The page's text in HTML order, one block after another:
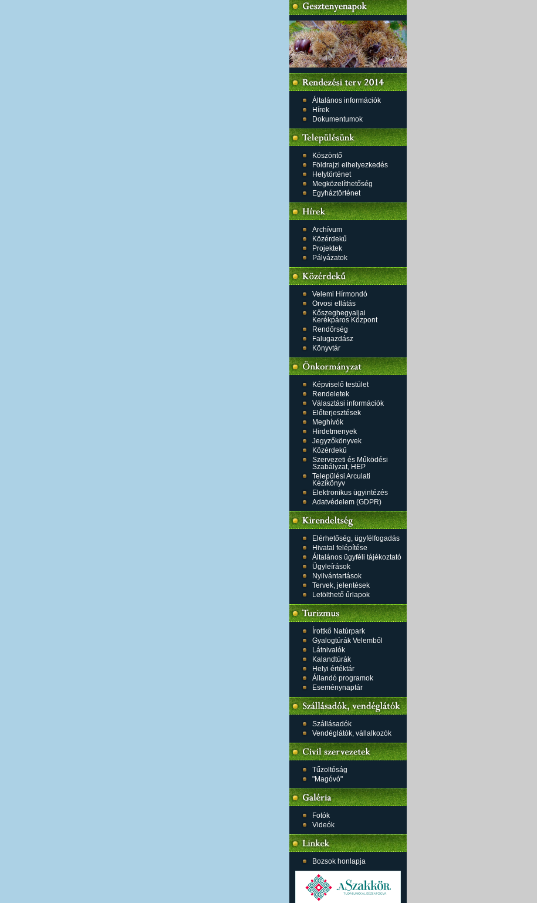
Általános információk
Hírek
Dokumentumok
Köszöntő
Földrajzi elhelyezkedés
Helytörténet
Megközelíthetőség
Egyháztörténet
Archívum
Közérdekű
Projektek
Pályázatok
Velemi Hírmondó
Orvosi ellátás
Kőszeghegyaljai
Kerékpáros Központ
Rendőrség
Falugazdász
Könyvtár
Képviselő testület
Rendeletek
Választási információk
Előterjesztések
Meghívók
Hirdetmenyek
Jegyzőkönyvek
Közérdekű
Szervezeti és Működési
Szabályzat, HEP
Települési Arculati
Kézikönyv
Elektronikus ügyintézés
Adatvédelem (GDPR)
Elérhetőség, ügyfélfogadás
Hivatal felépítése
Általános ügyféli tájékoztató
Ügyleírások
Nyilvántartások
Tervek, jelentések
Letölthető űrlapok
Írottkő Natúrpark
Gyalogtúrák Velemből
Látnivalók
Kalandtúrák
Helyi értéktár
Állandó programok
Eseménynaptár
Szállásadók
Vendéglátók, vállalkozók
Tűzoltóság
"Magóvó"
Fotók
Videók
Bozsok honlapja